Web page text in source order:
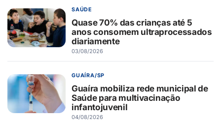
SAÚDE
Quase 70% das crianças até 5
anos consomem ultraprocessados
diariamente
03/08/2026
GUAÍRA/SP
Guaíra mobiliza rede municipal de
Saúde para multivacinação
infantojuvenil
04/08/2026